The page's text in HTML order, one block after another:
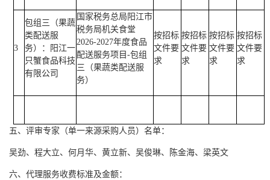
3
包组三（果蔬
类配送服
务）：阳江一
只蟹食品科技
有限公司
国家税务总局阳江市
税务局机关食堂
2026-2027年度食品
配送服务项目-包组
三（果蔬类配送服
务）
按招标
文件要
求
按招标
文件要
求
按招标
文件要
求
按招标
文件要
求
五、评审专家（单一来源采购人员）名单：
吴劲、程大立、何月华、黄立新、吴俊琳、陈金海、梁英文
六、代理服务收费标准及金额：